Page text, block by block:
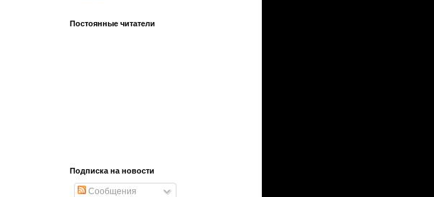
Постоянные читатели
Подписка на новости
Сообщения